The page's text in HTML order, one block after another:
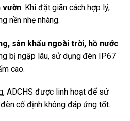
vườn: Khi đặt giãn cách hợp lý,
nền nhẹ nhàng.
sân khấu ngoài trời, hồ nước
bị ngập lâu, sử dụng đèn IP67
cao.
ADCHS được linh hoạt để sử
cố định không đáp ứng tốt.